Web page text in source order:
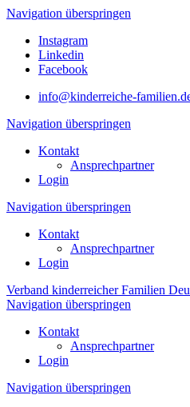
Navigation überspringen
Instagram
Linkedin
Facebook
info@kinderreiche-
Navigation überspringen
Kontakt
Ansprechpartner
Login
Navigation überspringen
Kontakt
Ansprechpartner
Login
Verband kinderreicher Familien
Navigation überspringen
Kontakt
Ansprechpartner
Login
Navigation überspringen